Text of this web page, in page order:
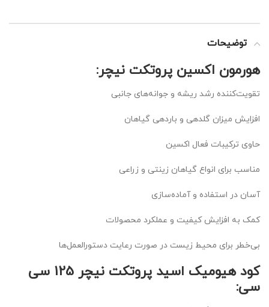
توضیحات
هورمون اکسین پروتکت نیچر:
تقویت‌کننده رشد ریشه و جوانه‌های جانبی
افزایش میزان گلدهی و باردهی گیاهان
حاوی ترکیبات فعال اکسین
مناسب برای انواع گیاهان زینتی و زراعی
آسان در استفاده و آماده‌سازی
کمک به افزایش کیفیت و عملکرد محصولات
بی‌خطر برای محیط زیست در صورت رعایت دستورالعمل‌ها
کود هیومیک اسید پروتکت نیچر 125 سی
سی: